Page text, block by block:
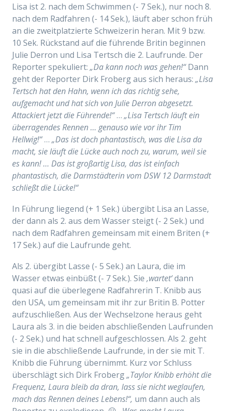
Lisa ist 2. nach dem Schwimmen (- 7 Sek.), nur noch 8.
nach dem Radfahren (- 14 Sek.), läuft aber schon früh
an die zweitplatzierte Schweizerin heran. Mit 9 bzw.
10 Sek. Rückstand auf die führende Britin beginnen
Julie Derron und Lisa Tertsch die 2. Laufrunde. Der
Reporter spekuliert: „Da kann noch was gehen!“Dann
geht der Reporter Dirk Froberg aus sich heraus: „Lisa
Tertsch hatden Hahn, wenn ich das richtig sehe,
aufgemacht und hat sich von Julie Derron abgesetzt.
Attackiert jetzt die Führende!“… „Lisa Tertsch läuft ein
überragendes Rennen … genauso wie vor ihr Tim
Hellwig!“… „Das ist doch phantastisch, was die Lisa da
macht, sie läuft die Lücke auch noch zu, warum, weil sie
es kann! … Das ist großartig Lisa, das ist einfach
phantastisch, die Darmstädterin vom DSW 12 Darmstadt
schließt die Lücke!“
In Führung liegend (+ 1 Sek.) übergibt Lisa an Lasse,
der dann als 2. aus dem Wasser steigt (- 2 Sek.) und
nach dem Radfahren gemeinsam mit einem Briten (+
17 Sek.) auf die Laufrunde geht.
Als 2. übergibt Lasse (- 5 Sek.) an Laura, die im
Wasser etwas einbüßt (- 7 Sek.). Sie ‚wartet‘dann
quasi auf die überlegene Radfahrerin T. Knibb aus
den USA, um gemeinsam mit ihr zur Britin B. Potter
aufzuschließen. Aus der Wechselzone heraus geht
Laura als 3. in die beiden abschließenden Laufrunden
(- 2 Sek.) und hat schnell aufgeschlossen. Als 2. geht
sie in die abschließende Laufrunde, in der sie mit T.
Knibb die Führung übernimmt. Kurz vor Schluss
überschlägt sich Dirk Froberg„Taylor Knibb erhöht die
Frequenz, Laura bleib da dran, lass sie nicht weglaufen,
mach das Rennen deines Lebens!“, um dann auch als